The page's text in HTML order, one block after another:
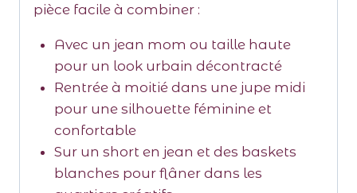
pièce facile à combiner :
Avec un jean mom ou taille haute
pour un look urbain décontracté
Rentrée à moitié dans une jupe midi
pour une silhouette féminine et
confortable
Sur un short en jean et des baskets
blanches pour flâner dans les